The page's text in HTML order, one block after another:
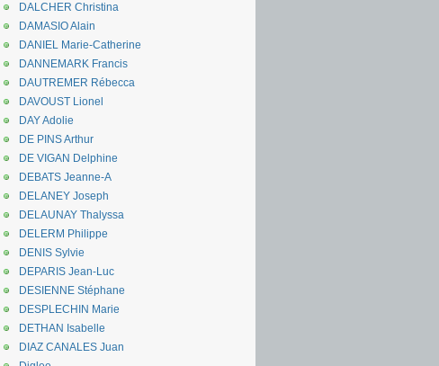
DALCHER Christina
DAMASIO Alain
DANIEL Marie-Catherine
DANNEMARK Francis
DAUTREMER Rébecca
DAVOUST Lionel
DAY Adolie
DE PINS Arthur
DE VIGAN Delphine
DEBATS Jeanne-A
DELANEY Joseph
DELAUNAY Thalyssa
DELERM Philippe
DENIS Sylvie
DEPARIS Jean-Luc
DESIENNE Stéphane
DESPLECHIN Marie
DETHAN Isabelle
DIAZ CANALES Juan